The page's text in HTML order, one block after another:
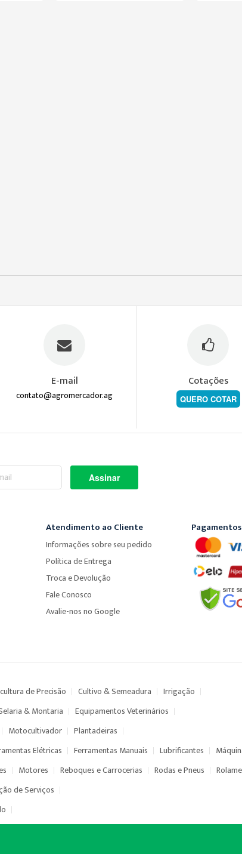
E-mail
contato@agromercador.ag
Cotações
QUERO COTAR
Assinar
Atendimento ao Cliente
Informações sobre seu pedido
Política de Entrega
Troca e Devolução
Fale Conosco
Avalie-nos no Google
Pagamentos
de Precisão Cultivo & Semeadura
Irrigação
& Montaria
Equipamentos Veterinários
Motocultivador
Plantadeiras
Elétricas Ferramentas Manuais Lubrificantes
Motores Reboques e Carrocerias Rodas e Pneus
de Serviços